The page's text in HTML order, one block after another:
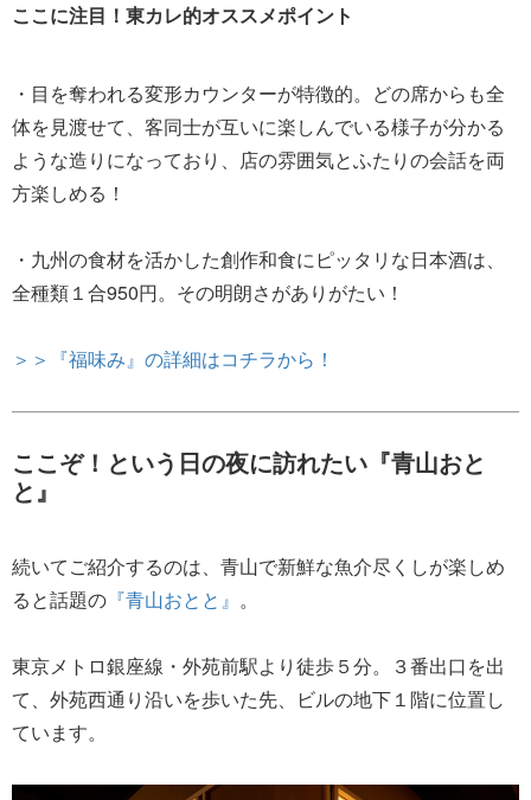
ここに注目！東カレ的オススメポイント
・目を奪われる変形カウンターが特徴的。どの席からも全
体を見渡せて、客同士が互いに楽しんでいる様子が分かる
ような造りになっており、店の雰囲気とふたりの会話を両
方楽しめる！
・九州の食材を活かした創作和食にピッタリな日本酒は、
全種類１合950円。その明朗さがありがたい！
＞＞『福味み』の詳細はコチラから！
ここぞ！という日の夜に訪れたい『青山おと
と』
続いてご紹介するのは、青山で新鮮な魚介尽くしが楽しめ
ると話題の 『青山おとと』 。
東京メトロ銀座線・外苑前駅より徒歩５分。３番出口を出
て、外苑西通り沿いを歩いた先、ビルの地下１階に位置し
ています。